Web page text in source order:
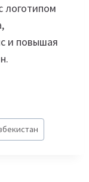
логотипом
и повышая